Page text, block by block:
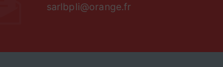
sarlbpli@orange.fr